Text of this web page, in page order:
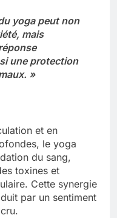
yoga peut non
mais
une protection
»
et en
le yoga
du sang,
toxines et
Cette synergie
par un sentiment